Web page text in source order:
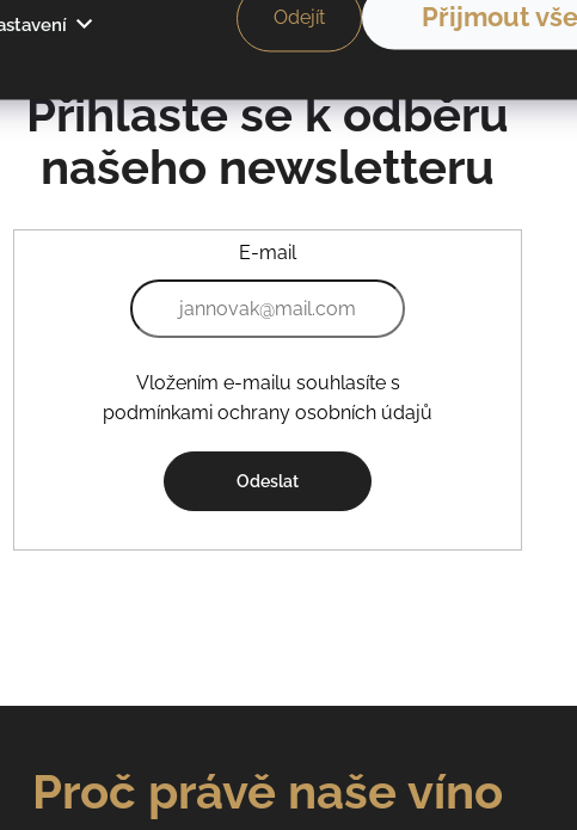
Odejít Přijmout vše
Přihlaste se k odběru
našeho newsletteru
E-mail
podmínkami ochrany osobních údajů
Odeslat
Proč právě naše víno